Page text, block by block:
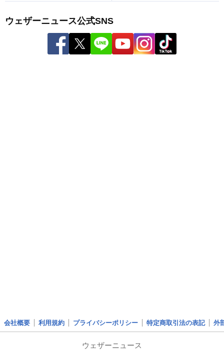
ウェザーニュース公式SNS
会社概要 利用規約 プライバシーポリシー 特定商取引法の表記 外
ウェザーニュース